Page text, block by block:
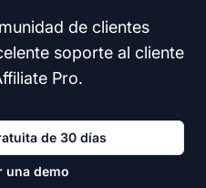
de clientes
soporte al cliente
Pro.
de 30 días
una demo